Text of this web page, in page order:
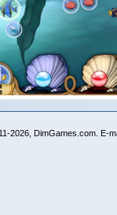
2026, DimGames.com. E-